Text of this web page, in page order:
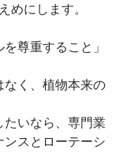
めにします。
尊重すること」
なく、植物本来の
いなら、専門業
スとローテーシ